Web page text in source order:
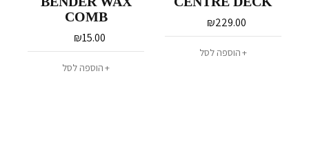
₪229.00
הוספה לסל
COMB
₪15.00
הוספה לסל